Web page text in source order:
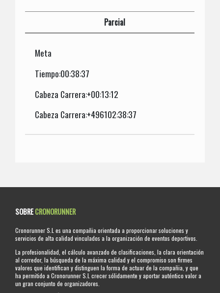
Parcial
Meta
Tiempo:00:38:37
Cabeza Carrera:+00:13:12
Cabeza Carrera:+496102:38:37
SOBRECRONORUNNER
Cronorunner S.L es una compañia orientada a proporcionar soluciones y
servicios de alta calidad vinculados a la organización de eventos deportivos.
La profesionalidad, el cálculo avanzado de clasificaciones, la clara orientación
al corredor, la búsqueda de la máxima calidad y el compromiso son firmes
valores que identifican y distinguen la forma de actuar de la compañia, y que
ha permitido a Cronorunner S.L crecer sólidamente y aportar auténtico valor a
un gran conjunto de organizadores.